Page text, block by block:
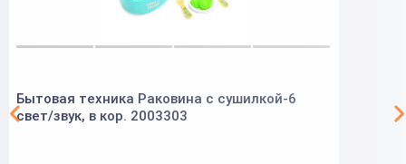
Бытовая техника Раковина с сушилкой-6
свет/звук, в кор. 2003303